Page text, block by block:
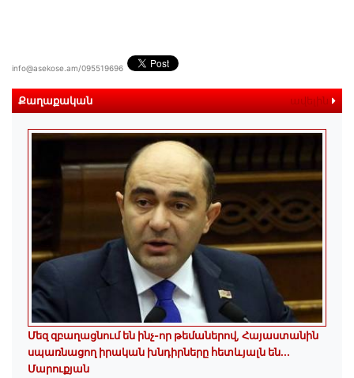
info@asekose.am/095519696
Քաղաքական ավելին
Մեզ զբաղացնում են ինչ-որ թեմաներով, Հայաստանին
սպառնացող իրական խնդիրները հետևյալն են․․․
Մարուքյան